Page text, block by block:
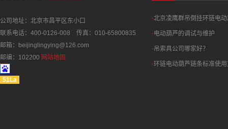
公司地址：北京市昌平区东小口
联系电话：400-0126-008 传真：010-65800835
邮箱：beijinglingying@126.com
邮编：102200 网站地图
51La
·北京凌鹰群吊倒挂环链电
·电动葫芦的调试与维护
·吊索具公司哪家好？
·环链电动葫芦链条标准使